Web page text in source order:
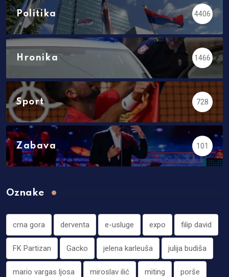
Politika 4406
Hronika 1466
Sport 728
Zabava 101
Oznake
crna gora derventa e-usluge expo filip david
FK Partizan Gacko jelena karleuša julija budiša
mario vargas ljosa miroslav ilić miting porše